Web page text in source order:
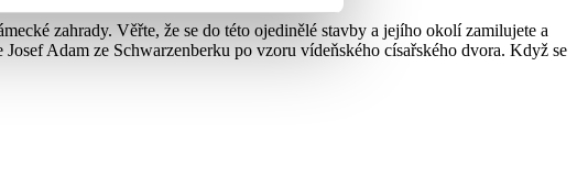
zahrady. Věřte, že se do této ojedinělé stavby a jejího okolí zamilujete a
Adam ze Schwarzenberku po vzoru vídeňského císařského dvora. Když se